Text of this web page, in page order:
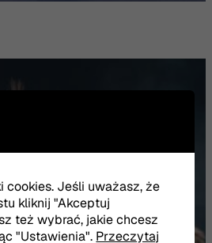
cookies. Jeśli uważasz, że
kliknij "Akceptuj
też wybrać, jakie chcesz
"Ustawienia". Przeczytaj